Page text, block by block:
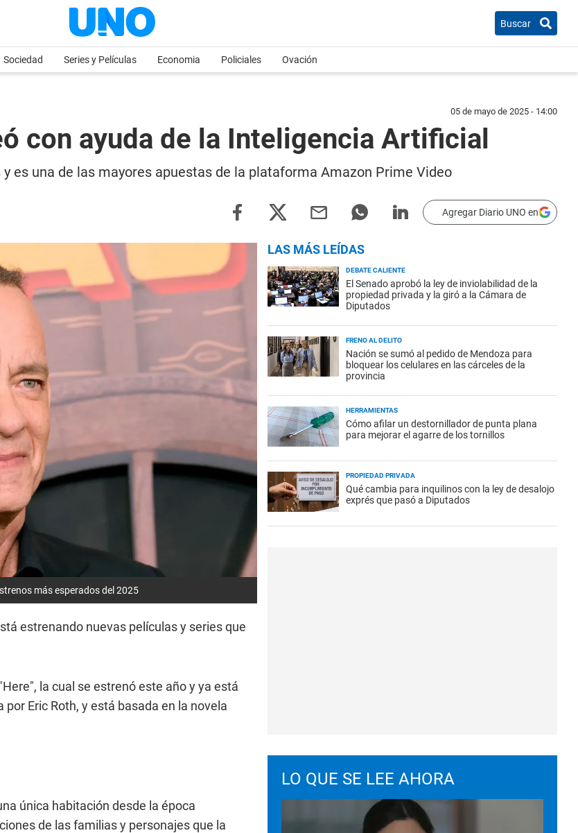
Buscar
Sociedad Series y Películas Economia Policiales Ovación
05 de mayo de 2025 - 14:00
con ayuda de la Inteligencia Artificial
es una de las mayores apuestas de la plataforma Amazon Prime Video
Agregar Diario UNO en
más esperados del 2025
estrenando nuevas películas y series que
la cual se estrenó este año y ya está
Eric Roth, y está basada en la novela
única habitación desde la época
de las familias y personajes que la
LAS MÁS LEÍDAS
DEBATE CALIENTE
El Senado aprobó la ley de inviolabilidad de la
propiedad privada y la giró a la Cámara de
Diputados
FRENO AL DELITO
Nación se sumó al pedido de Mendoza para
bloquear los celulares en las cárceles de la
provincia
HERRAMIENTAS
Cómo afilar un destornillador de punta plana
para mejorar el agarre de los tornillos
PROPIEDAD PRIVADA
Qué cambia para inquilinos con la ley de desalojo
exprés que pasó a Diputados
LO QUE SE LEE AHORA